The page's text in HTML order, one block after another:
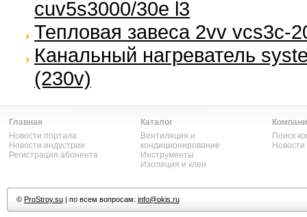
cuv5s3000/30e l3
Тепловая завеса 2vv vcs3c-
Канальный нагреватель
(230v)
Главная
Новости портала
Новости индустрии
Регистрация абонента
Каталог
Вентиляция и
кондиционирование
Инструменты
Изоляция и клеи
Поиск
© ProStroy.su| по всем вопросам: info@okis.ru